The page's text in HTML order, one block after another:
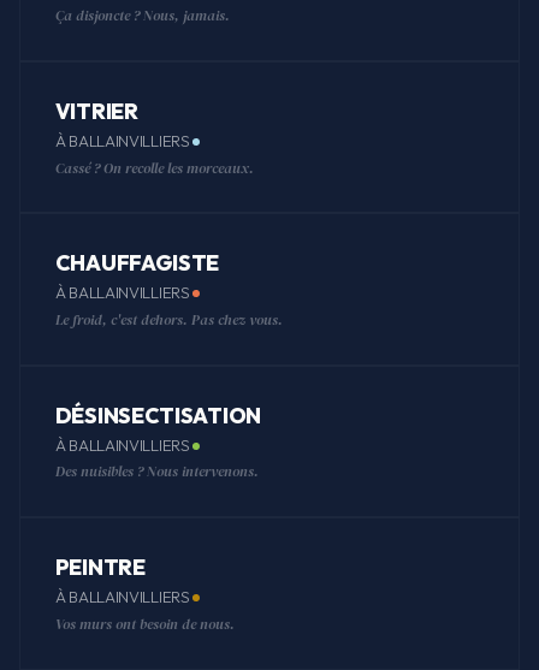
Ça disjoncte ? Nous, jamais.
VITRIER
À BALLAINVILLIERS
Cassé ? On recolle les morceaux.
CHAUFFAGISTE
À BALLAINVILLIERS
Le froid, c'est dehors. Pas chez vous.
DÉSINSECTISATION
À BALLAINVILLIERS
Des nuisibles ? Nous intervenons.
PEINTRE
À BALLAINVILLIERS
Vos murs ont besoin de nous.